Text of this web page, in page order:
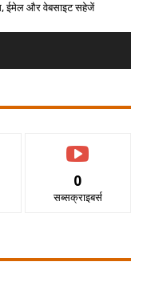
ईमेल और वेबसाइट सहेजें
0
सब्सक्राइबर्स